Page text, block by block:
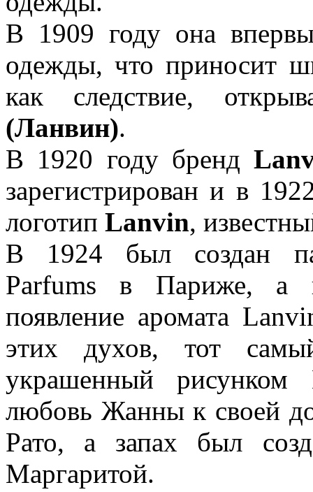
В 1909 году она
одежды, что приносит
как следствие,
(Ланвин).
В 1920 году бренд
зарегистрирован и в
логотип Lanvin,
В 1924 был создан
Parfums в Париже, а в
появление аромата
этих духов, тот
украшенный рисунком
любовь Жанны к своей
Рато, а запах был
Маргаритой.